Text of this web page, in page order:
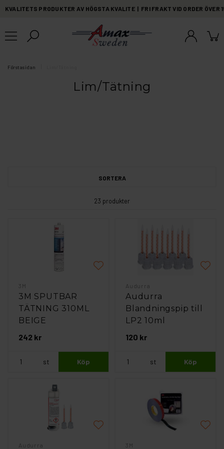
KVALITETS PRODUKTER AV HÖGSTA KVALITE | FRI FRAKT VID ORDER
Förstasidan
Lim/Tätning
SORTERA
23 produkter
3M
3M SPUTBAR
TÄTNING 310ML
BEIGE
242 kr
st Köp
Audurra
Audurra
Blandningspip till
LP2 10ml
120 kr
st Köp
Audurra 3M